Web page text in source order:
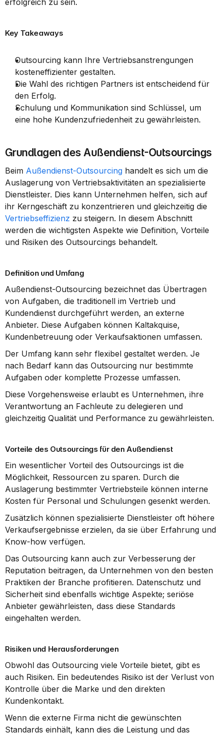
erfolgreich zu sein.
Key Takeaways
Outsourcing kann Ihre Vertriebsanstrengungen
kosteneffizienter gestalten.
Die Wahl des richtigen Partners ist entscheidend für
den Erfolg.
Schulung und Kommunikation sind Schlüssel, um
eine hohe Kundenzufriedenheit zu gewährleisten.
Grundlagen des Außendienst-Outsourcings
Beim Außendienst-Outsourcing handelt es sich um die
Auslagerung von Vertriebsaktivitäten an spezialisierte
Dienstleister. Dies kann Unternehmen helfen, sich auf
Vertriebseffizienz zu steigern. In diesem Abschnitt
werden die wichtigsten Aspekte wie Definition, Vorteile
und Risiken des Outsourcings behandelt.
Definition und Umfang
Außendienst-Outsourcing bezeichnet das Übertragen
von Aufgaben, die traditionell im Vertrieb und
Kundendienst durchgeführt werden, an externe
Anbieter. Diese Aufgaben können Kaltakquise,
Kundenbetreuung oder Verkaufsaktionen umfassen.
Der Umfang kann sehr flexibel gestaltet werden. Je
nach Bedarf kann das Outsourcing nur bestimmte
Aufgaben oder komplette Prozesse umfassen.
Diese Vorgehensweise erlaubt es Unternehmen, ihre
Verantwortung an Fachleute zu delegieren und
gleichzeitig Qualität und Performance zu gewährleisten.
Vorteile des Outsourcings für den Außendienst
Ein wesentlicher Vorteil des Outsourcings ist die
Möglichkeit, Ressourcen zu sparen. Durch die
Auslagerung bestimmter Vertriebsteile können interne
Kosten für Personal und Schulungen gesenkt werden.
Zusätzlich können spezialisierte Dienstleister oft höhere
Verkaufsergebnisse erzielen, da sie über Erfahrung und
Know-how verfügen.
Das Outsourcing kann auch zur Verbesserung der
Reputation beitragen, da Unternehmen von den besten
Praktiken der Branche profitieren. Datenschutz und
Sicherheit sind ebenfalls wichtige Aspekte; seriöse
Anbieter gewährleisten, dass diese Standards
eingehalten werden.
Risiken und Herausforderungen
Obwohl das Outsourcing viele Vorteile bietet, gibt es
auch Risiken. Ein bedeutendes Risiko ist der Verlust von
Kontrolle über die Marke und den direkten
Kundenkontakt.
Wenn die externe Firma nicht die gewünschten
Standards einhält, kann dies die Leistung und das